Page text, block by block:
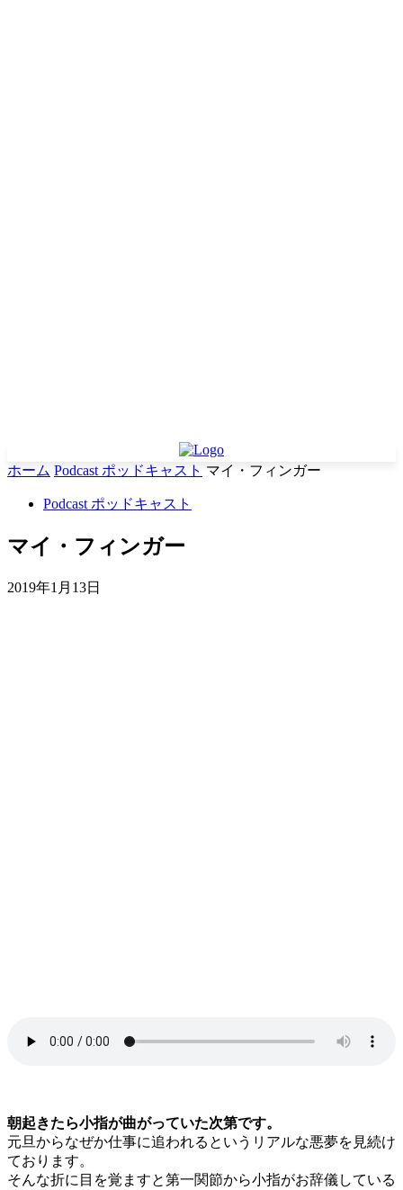
ホーム Podcast ポッドキャスト マイ・フィンガー
Podcast ポッドキャスト
マイ・フィンガー
2019年1月13日
朝起きたら小指が曲がっていた次第です。
元旦からなぜか仕事に追われるというリアルな悪夢を見続け
ております。
そんな折に目を覚ますと第一関節から小指がお辞儀している